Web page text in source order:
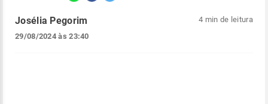
Josélia Pegorim
29/08/2024 às 23:40
4 min de leitura